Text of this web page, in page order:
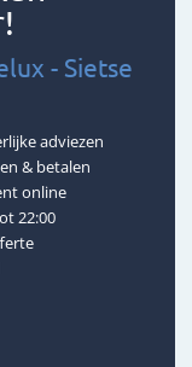
- Sietse
adviezen
& betalen
online
22:00